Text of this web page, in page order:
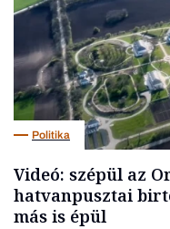
Politika
Videó: szépül az
hatvanpusztai
más is épül